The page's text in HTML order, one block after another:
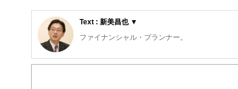
Text : 新美昌也 ▼
ファイナンシャル・プランナー。
ライフプラン・キャッシュフロー分析に基づい